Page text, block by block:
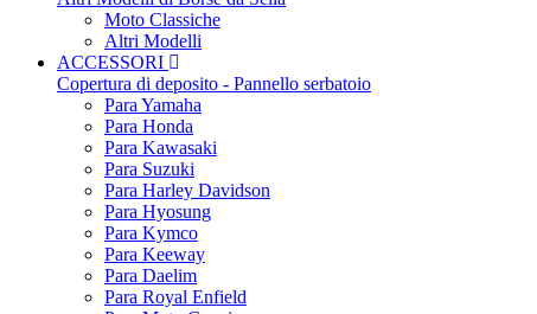
Moto Classiche
Altri Modelli
ACCESSORI
Copertura di deposito - Pannello serbatoio
Para Yamaha
Para Honda
Para Kawasaki
Para Suzuki
Para Harley Davidson
Para Hyosung
Para Kymco
Para Keeway
Para Daelim
Para Royal Enfield